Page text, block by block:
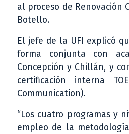
al proceso de Renovación
Botello.
El jefe de la UFI explicó
forma conjunta con
Concepción y Chillán, y
certificación interna
Communication).
“Los cuatro programas y
empleo de la